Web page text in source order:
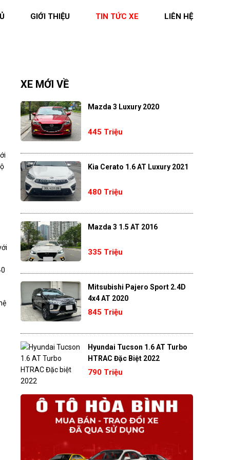
GIỚI THIỆU TIN TỨC XE LIÊN HỆ
XE MỚI VỀ
Mazda 3 Luxury 2020
445 Triệu
Kia Cerato 1.6 AT Luxury 2021
480 Triệu
Mazda 3 1.5 AT 2016
335 Triệu
Mitsubishi Pajero Sport 2.4D
4x4 AT 2020
845 Triệu
Hyundai Tucson 1.6 AT Turbo
HTRAC Đặc Biệt 2022
790 Triệu